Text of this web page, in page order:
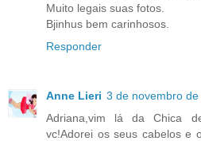
Muito legais suas fotos.
Bjinhus bem carinhosos.
Responder
Anne Lieri 3 de novembro
Adriana,vim lá da Chica
vc!Adorei os seus cabelos e